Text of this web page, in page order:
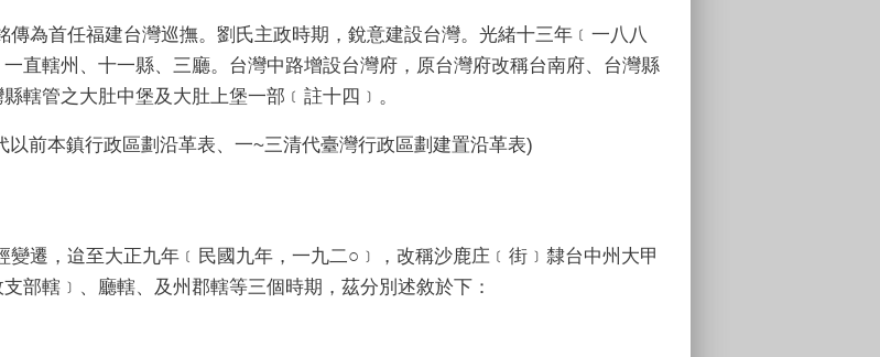
首任福建台灣巡撫。劉氏主政時期，銳意建設台灣。光緒十三年﹝一八八
直轄州、十一縣、三廳。台灣中路增設台灣府，原台灣府改稱台南府、台灣縣
轄管之大肚中堡及大肚上堡一部﹝註十四﹞。
本鎮行政區劃沿革表、一~三清代臺灣行政區劃建置沿革表)
，迨至大正九年﹝民國九年，一九二○﹞，改稱沙鹿庄﹝街﹞隸台中州大甲
部轄﹞、廳轄、及州郡轄等三個時期，茲分別述敘於下：